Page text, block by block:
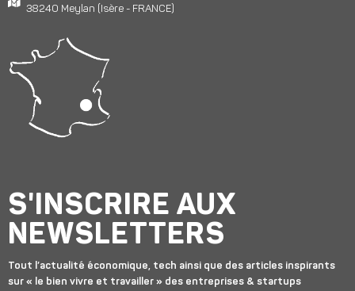
38240 Meylan (Isère - FRANCE)
S'INSCRIRE AUX
NEWSLETTERS
Tout l’actualité économique, tech ainsi que des articles inspirants
sur « le bien vivre et travailler » des entreprises & startups